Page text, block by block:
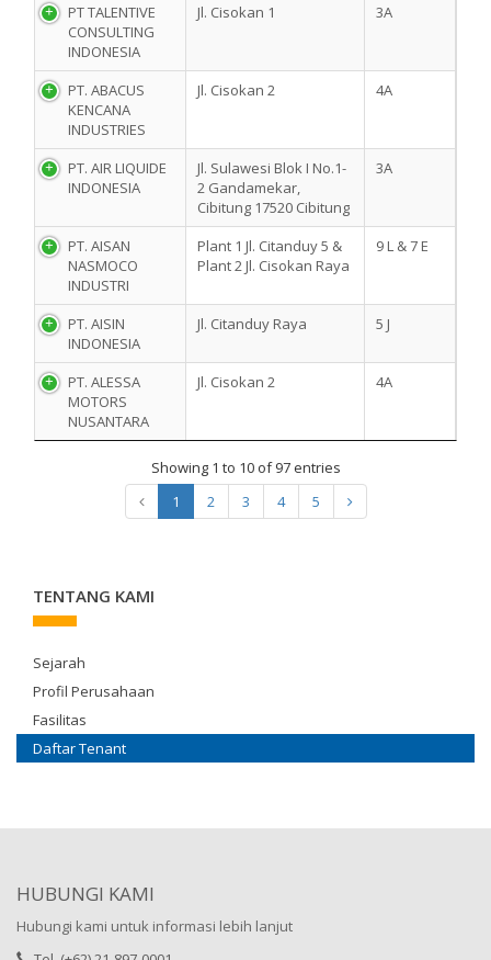
PT TALENTIVE
CONSULTING
INDONESIA
Jl. Cisokan 1 3A
PT. ABACUS
KENCANA
INDUSTRIES
Jl. Cisokan 2 4A
PT. AIR LIQUIDE
INDONESIA
Jl. Sulawesi Blok I No.1-
2 Gandamekar,
Cibitung 17520 Cibitung
3A
PT. AISAN
NASMOCO
INDUSTRI
Plant 1 Jl. Citanduy 5 &
Plant 2 Jl. Cisokan Raya
9 L & 7 E
PT. AISIN
INDONESIA
Jl. Citanduy Raya 5 J
PT. ALESSA
MOTORS
NUSANTARA
Jl. Cisokan 2 4A
Showing 1 to 10 of 97 entries
1
2 3 4 5
TENTANG KAMI
Sejarah
Profil Perusahaan
Fasilitas
Daftar Tenant
HUBUNGI KAMI
Hubungi kami untuk informasi lebih lanjut